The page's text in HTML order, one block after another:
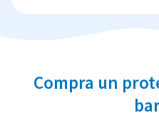
Compra un